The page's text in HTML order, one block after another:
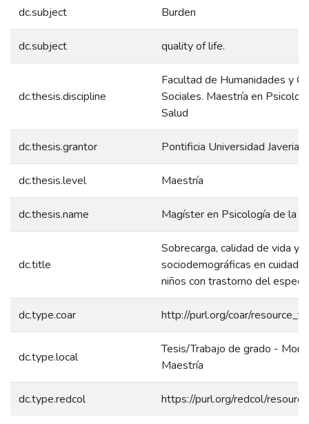
dc.subject Burden
dc.subject quality of life.
dc.thesis.discipline
Facultad de Humanidades y
Sociales. Maestría en
Salud
dc.thesis.grantor Pontificia Universidad
dc.thesis.level Maestría
dc.thesis.name Magíster en Psicología de la
dc.title
Sobrecarga, calidad de vida y
sociodemográficas en
niños con trastorno del
dc.type.coar http://purl.org/coar/
dc.type.local
Tesis/Trabajo de grado -
Maestría
dc.type.redcol https://purl.org/redcol/